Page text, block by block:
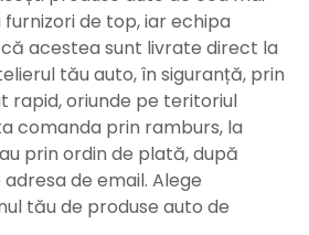
de top, iar echipa
acestea sunt livrate direct la
tău auto, în siguranță, prin
rapid, oriunde pe teritoriul
comanda prin ramburs, la
prin ordin de plată, după
de email. Alege
tău de produse auto de